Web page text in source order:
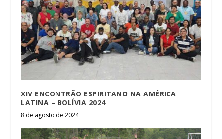
XIV ENCONTRÃO ESPIRITANO NA AMÉRICA
LATINA – BOLÍVIA 2024
8 de agosto de 2024